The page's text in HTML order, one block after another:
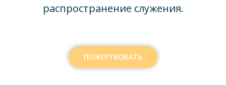
распространение служения.
ПОЖЕРТВОВАТЬ